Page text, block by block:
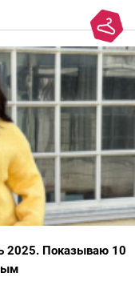
2025. Показываю 10